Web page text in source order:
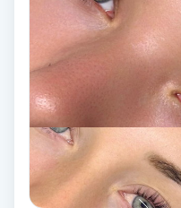
Hyaluronsyra
Hyperhidros
Hypnos
Hårborttagning